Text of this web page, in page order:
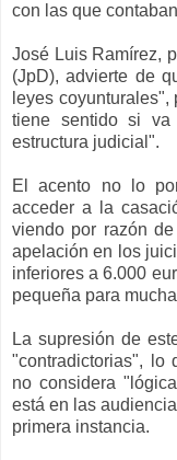
con las que
José Luis Ramírez,
(JpD), advierte de
leyes
tiene sentido si va
estructura judicial".
El acento no lo
acceder a la
viendo por razón
apelación en los
inferiores a 6.000
pequeña para
La supresión de
"contradictorias", lo
no considera
está en las
primera instancia.